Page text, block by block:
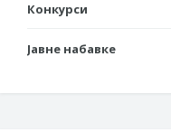
Конкурси
Јавне набавке